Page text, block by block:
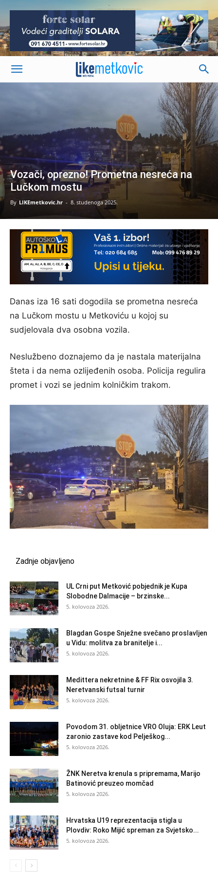
-
Vozači, oprezno! Prometna nesreća na
Lučkom mostu
By LIKEmetkovic.hr - 8. studenoga 2025.
Danas iza 16 sati dogodila se prometna nesreća
na Lučkom mostu u Metkoviću u kojoj su
sudjelovala dva osobna vozila.
Neslužbeno doznajemo da je nastala materijalna
šteta i da nema ozlijeđenih osoba. Policija regulira
promet i vozi se jednim kolničkim trakom.
Zadnje objavljeno
UL Crni put Metković pobjednik je Kupa
Slobodne Dalmacije – brzinske...
5. kolovoza 2026.
Blagdan Gospe Snježne svečano proslavljen
u Vidu: molitva za branitelje i...
5. kolovoza 2026.
Medittera nekretnine & FF Rix osvojila 3.
Neretvanski futsal turnir
5. kolovoza 2026.
Povodom 31. obljetnice VRO Oluja: ERK Leut
zaronio zastave kod Pelješkog...
5. kolovoza 2026.
ŽNK Neretva krenula s pripremama, Marijo
Batinović preuzeo momčad
5. kolovoza 2026.
Hrvatska U19 reprezentacija stigla u
Plovdiv: Roko Mijić spreman za Svjetsko...
5. kolovoza 2026.